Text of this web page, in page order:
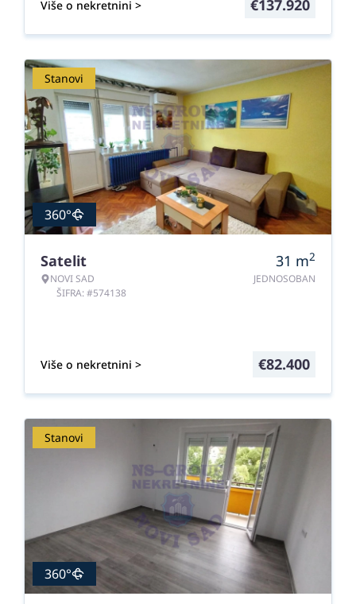
Više o nekretnini > €137.920
Stanovi
360°
Satelit
NOVI SAD
ŠIFRA: #574138
31 m2
JEDNOSOBAN
Više o nekretnini > €82.400
Stanovi
360°